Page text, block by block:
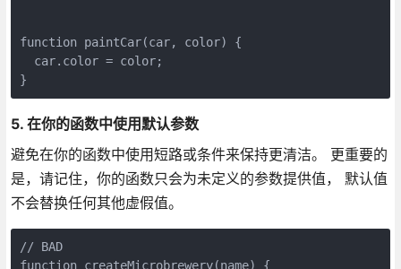
function paintCar(car, color) {
  car.color = color;
}
5. 在你的函数中使用默认参数
避免在你的函数中使用短路或条件来保持更清洁。 更重要的
是，请记住，你的函数只会为未定义的参数提供值， 默认值
不会替换任何其他虚假值。
// BAD
function createMicrobrewery(name) {